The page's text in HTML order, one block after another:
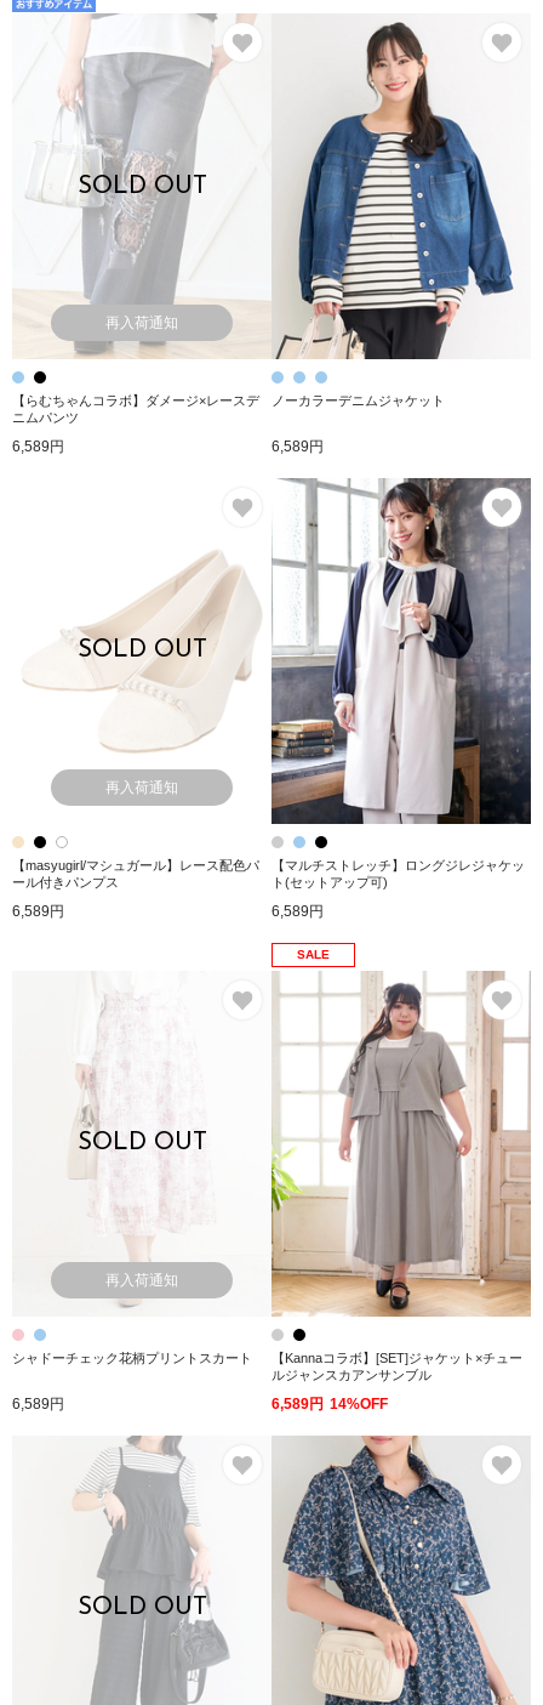
SOLD OUT
再入荷通知
【らむちゃんコラボ】ダメージ×レースデ
ニムパンツ
6,589円
ノーカラーデニムジャケット
6,589円
お気に入り
SOLD OUT
再入荷通知
【masyugirl/マシュガール】レース配色パ
ール付きパンプス
6,589円
お
【マルチストレッチ】ロングジレジャケッ
ト(セットアップ可)
6,589円
SOLD OUT
再入荷通知
シャドーチェック花柄プリントスカート
6,589円
SALE
【Kannaコラボ】[SET]ジャケット×チュー
ルジャンスカアンサンブル
6,589円 14%OFF
SOLD OUT